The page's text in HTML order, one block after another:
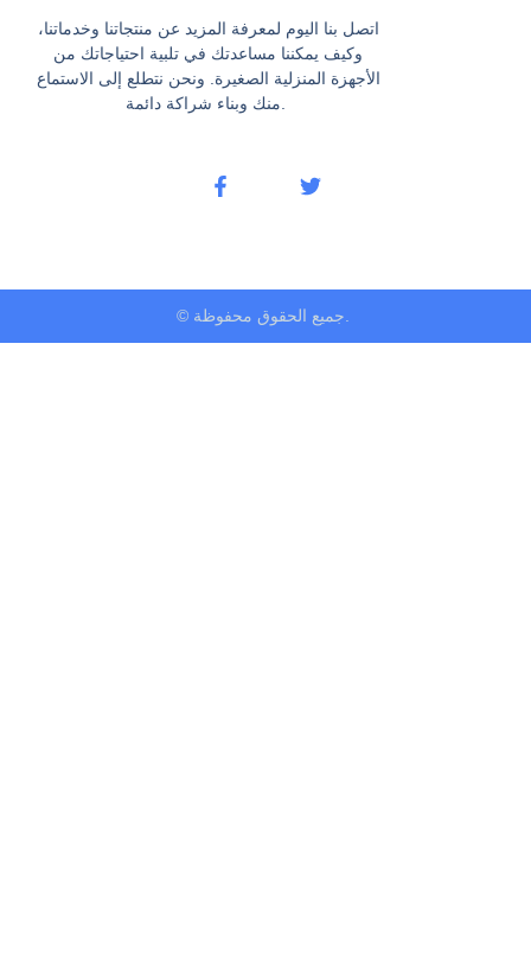
اتصل بنا اليوم لمعرفة المزيد عن منتجاتنا وخدماتنا،
وكيف يمكننا مساعدتك في تلبية احتياجاتك من
الأجهزة المنزلية الصغيرة. ونحن نتطلع إلى الاستماع
© جميع الحقوق محفوظة.